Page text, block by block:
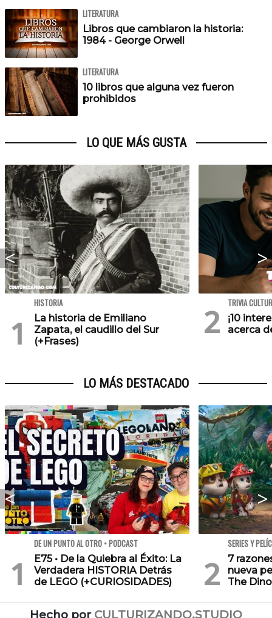
LITERATURA
Libros que cambiaron la historia:
1984 - George Orwell
LITERATURA
10 libros que alguna vez fueron
prohibidos
LO QUE MÁS GUSTA
HISTORIA
La historia de Emiliano
Zapata, el caudillo del Sur
(+Frases)
TRIVIA
¡10
acerca
LO MÁS DESTACADO
DE UN PUNTO AL OTRO • PODCAST
E75 • De la Quiebra al Éxito: La
Verdadera HISTORIA Detrás
de LEGO (+CURIOSIDADES)
SERIES Y
7
nueva
The
Hecho por CULTURIZANDO.STUDIO